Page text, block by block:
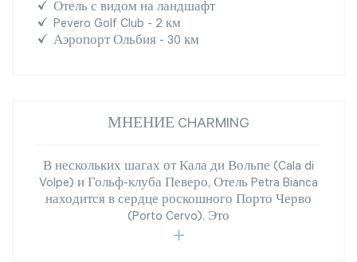
Отель с видом на ландшафт
Pevero Golf Club - 2 км
Аэропорт Ольбия - 30 км
МНЕНИЕ CHARMING
В нескольких шагах от Кала ди Вольпе (Cala di
Volpe) и Гольф-клуба Певеро, Отель Petra Bianca
находится в сердце роскошного Порто Черво
(Porto Cervo). Это